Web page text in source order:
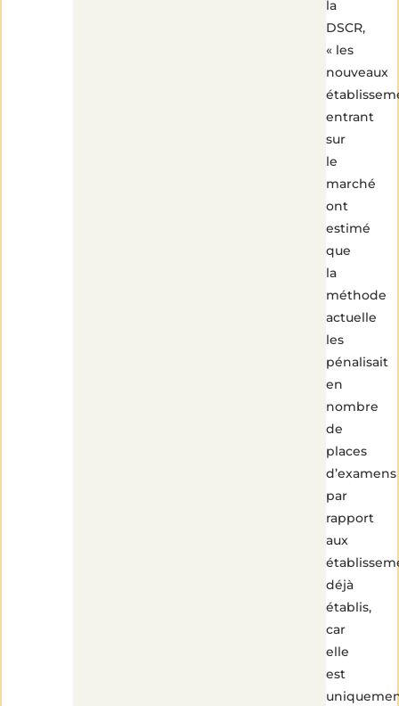
la
DSCR,
« les
nouveaux
entrant
sur
le
marché
ont
estimé
que
la
méthode
actuelle
les
pénalisait
en
nombre
de
places
d’examens
par
rapport
aux
déjà
établis,
car
elle
est